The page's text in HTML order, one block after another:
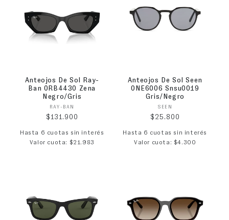
Anteojos De Sol Ray-
Ban 0RB4430 Zena
Negro/Gris
Proveedor:
RAY-BAN
Precio habitual
$131.900
Hasta 6 cuotas sin interés
Valor cuota: $21.983
Anteojos De Sol Seen
0NE6006 Snsu0019
Gris/Negro
Proveedor:
SEEN
Precio habitual
$25.800
Hasta 6 cuotas sin interés
Valor cuota: $4.300